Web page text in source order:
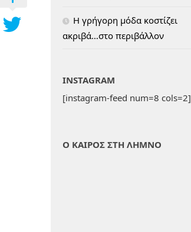
H γρήγορη μόδα κοστίζει
ακριβά…στο περιβάλλον
INSTAGRAM
[instagram-feed num=8 cols=2]
Ο ΚΑΙΡΟΣ ΣΤΗ ΛΗΜΝΟ